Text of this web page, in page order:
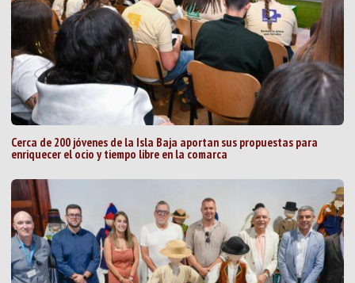
Cerca de 200 jóvenes de la Isla Baja aportan sus propuestas para
enriquecer el ocio y tiempo libre en la comarca